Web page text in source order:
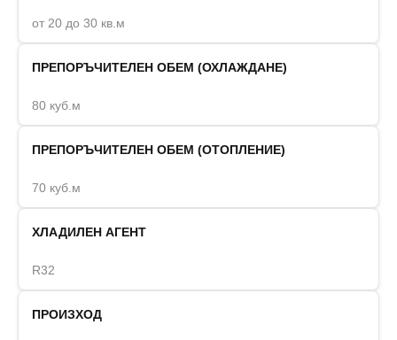
от 20 до 30 кв.м
ПРЕПОРЪЧИТЕЛЕН ОБЕМ (ОХЛАЖДАНЕ)
80 куб.м
ПРЕПОРЪЧИТЕЛЕН ОБЕМ (ОТОПЛЕНИЕ)
70 куб.м
ХЛАДИЛЕН АГЕНТ
R32
ПРОИЗХОД